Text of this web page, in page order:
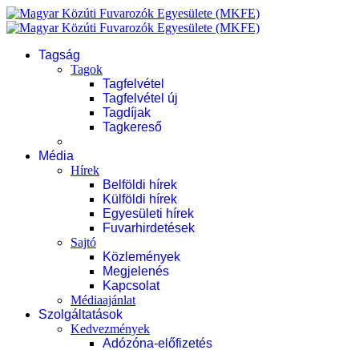
Tagság
Tagok
Tagfelvétel
Tagfelvétel új
Tagdíjak
Tagkereső
Média
Hírek
Belföldi hírek
Külföldi hírek
Egyesületi hírek
Fuvarhirdetések
Sajtó
Közlemények
Megjelenés
Kapcsolat
Médiaajánlat
Szolgáltatások
Kedvezmények
Adózóna-előfizetés